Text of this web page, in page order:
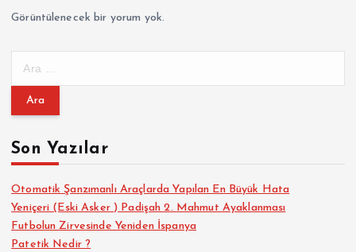
Görüntülenecek bir yorum yok.
m
:Son Yazılar
Otomatik Şanzımanlı Araçlarda Yapılan En Büyük Hata
Yeniçeri (Eski Asker ) Padişah 2. Mahmut Ayaklanması
Futbolun Zirvesinde Yeniden İspanya
Patetik Nedir ?